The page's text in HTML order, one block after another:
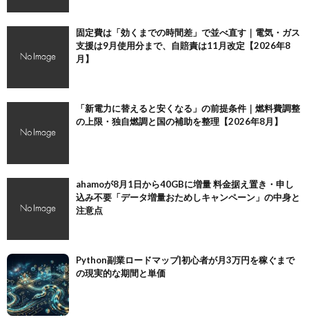
固定費は「効くまでの時間差」で並べ直す｜電気・ガス
支援は9月使用分まで、自賠責は11月改定【2026年8
月】
「新電力に替えると安くなる」の前提条件｜燃料費調整
の上限・独自燃調と国の補助を整理【2026年8月】
ahamoが8月1日から40GBに増量 料金据え置き・申し
込み不要「データ増量おためしキャンペーン」の中身と
注意点
Python副業ロードマップ|初心者が月3万円を稼ぐまで
の現実的な期間と単価